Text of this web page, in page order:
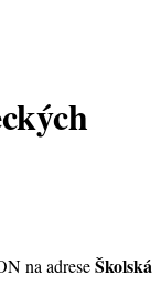
na adreseŠkolská